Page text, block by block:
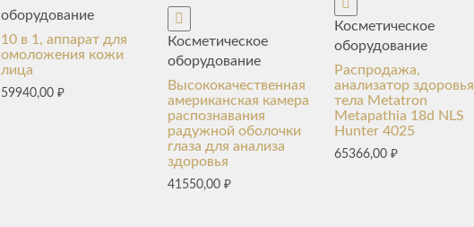
оборудование
10 в 1, аппарат для
омоложения кожи
лица
59940,00₽
Косметическое
оборудование
Высококачественная
американская камера
распознавания
радужной оболочки
глаза для анализа
здоровья
41550,00₽
Косметическое
оборудование
Распродажа,
анализатор здоровья
тела Metatron
Metapathia 18d NLS
Hunter 4025
65366,00₽